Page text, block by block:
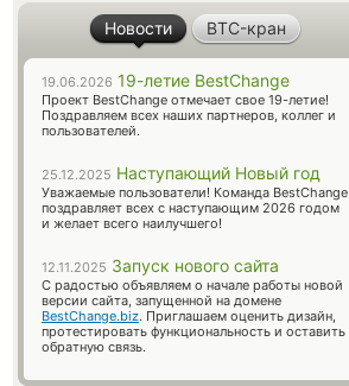
Новости BTC-кран
19.06.2026 19-летие BestChange
Проект BestChange отмечает свое 19-летие!
Поздравляем всех наших партнеров, коллег и
пользователей.
25.12.2025 Наступающий Новый год
Уважаемые пользователи! Команда BestChange
поздравляет всех с наступающим 2026 годом
и желает всего наилучшего!
12.11.2025 Запуск нового сайта
С радостью объявляем о начале работы новой
версии сайта, запущенной на домене
BestChange.biz. Приглашаем оценить дизайн,
протестировать функциональность и оставить
обратную связь.